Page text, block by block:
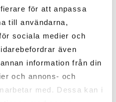
för att anpassa
till användarna,
sociala medier och
även
information från din
och annons- och
med. Dessa kan i